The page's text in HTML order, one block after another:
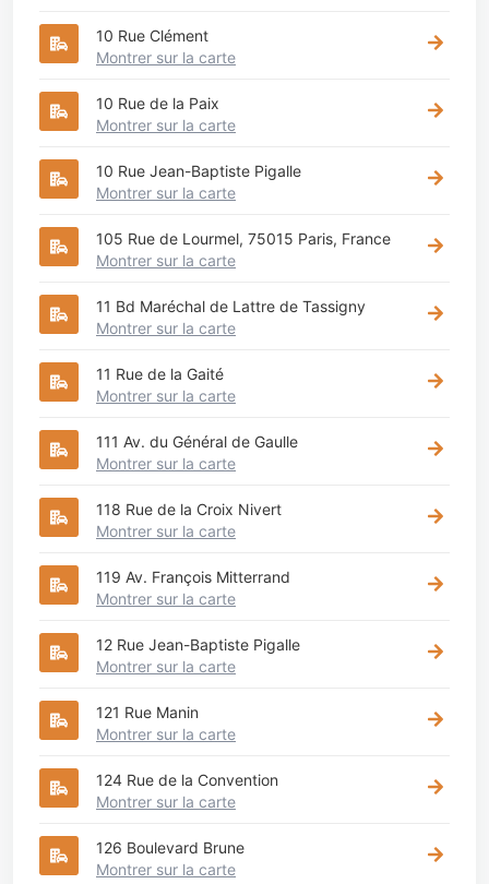
10 Rue Clément
Montrer sur la carte
10 Rue de la Paix
Montrer sur la carte
10 Rue Jean-Baptiste Pigalle
Montrer sur la carte
105 Rue de Lourmel, 75015 Paris, France
Montrer sur la carte
11 Bd Maréchal de Lattre de Tassigny
Montrer sur la carte
11 Rue de la Gaité
Montrer sur la carte
111 Av. du Général de Gaulle
Montrer sur la carte
118 Rue de la Croix Nivert
Montrer sur la carte
119 Av. François Mitterrand
Montrer sur la carte
12 Rue Jean-Baptiste Pigalle
Montrer sur la carte
121 Rue Manin
Montrer sur la carte
124 Rue de la Convention
Montrer sur la carte
126 Boulevard Brune
Montrer sur la carte